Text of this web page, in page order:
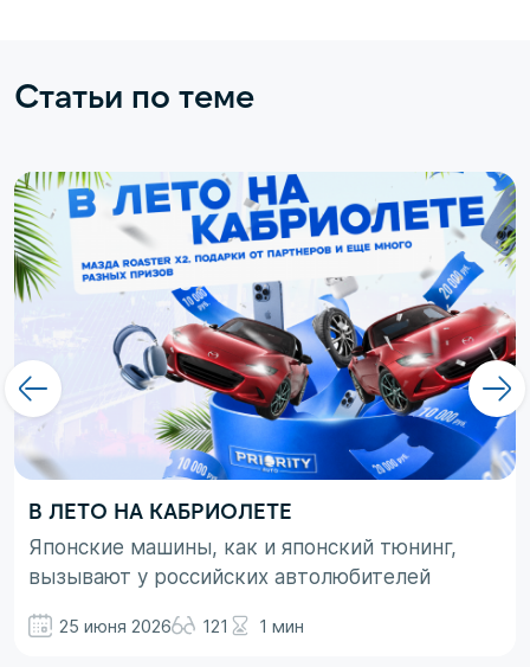
Статьи по теме
В ЛЕТО НА КАБРИОЛЕТЕ
Японские машины, как и японский тюнинг,
вызывают у российских автолюбителей
просто ассоциируются с вполне понятными
25 июня 2026 121 1 мин